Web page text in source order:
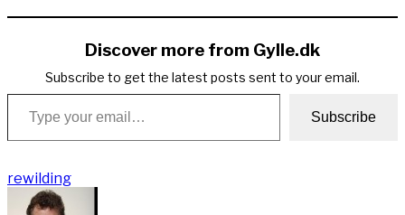
Link
Discover more from Gylle.dk
Subscribe to get the latest posts sent to your email.
Type your email…
Subscribe
rewilding